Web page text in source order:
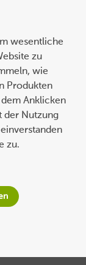
der Welt
wesentliche
zu
wie
Produkten
Anklicken
der Nutzung
zu.